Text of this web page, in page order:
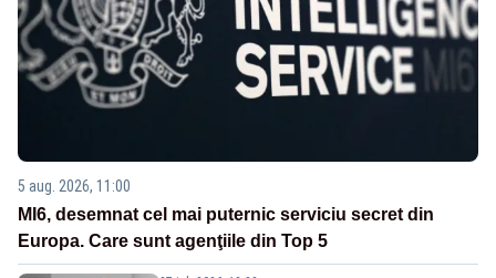
5 aug. 2026, 11:00
MI6, desemnat cel mai puternic serviciu secret din
Europa. Care sunt agenţiile din Top 5